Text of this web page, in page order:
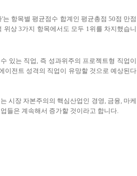
항목별 평균점수 합계인 평균총점 50점 만점
상 3가지 항목에서도 모두 1위를 차지했습니
있는 직업, 즉 성과위주의 프로젝트형 직업이
이전트 성격의 직업이 유망할 것으로 예상된다
시장 자본주의의 핵심산업인 경영, 금융, 마케
들은 계속해서 증가할 것이라고 합니다.